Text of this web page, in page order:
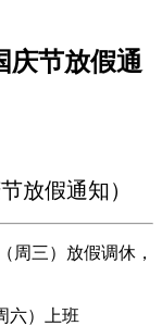
庆节放假通
放假通知）
周三）放假调休，
六）上班